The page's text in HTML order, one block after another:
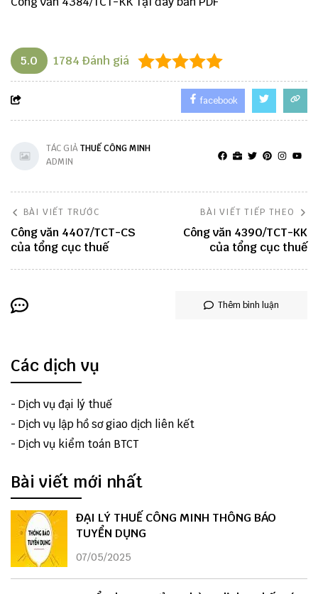
5.0 1784 Đánh giá
facebook
TÁC GIẢTHUẾ CÔNG MINH
ADMIN
BÀI VIẾT TRƯỚC
Công văn 4407/TCT-CS
của tổng cục thuế
BÀI VIẾT TIẾP THEO
Công văn 4390/TCT-KK
của tổng cục thuế
Thêm bình luận
Các dịch vụ
- Dịch vụ đại lý thuế
- Dịch vụ lập hồ sơ giao dịch liên kết
- Dịch vụ kiểm toán BTCT
Bài viết mới nhất
ĐẠI LÝ THUẾ CÔNG MINH THÔNG BÁO
TUYỂN DỤNG
07/05/2025